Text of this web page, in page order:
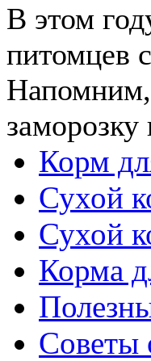
В этом
питомцев
Напомним,
заморозку
Корм
Сухой
Сухой
Корма
Советы